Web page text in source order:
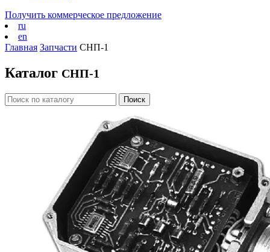
Получить коммерческое предложение
ru
en
Главная Запчасти СНП-1
Каталог СНП-1